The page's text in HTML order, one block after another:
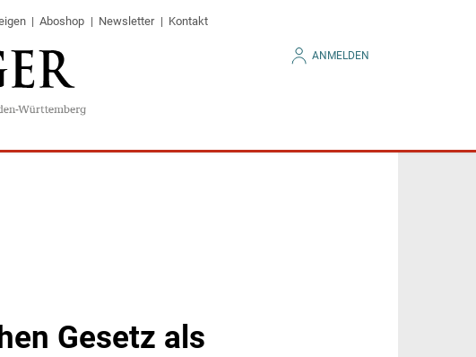
Aboshop Newsletter Kontakt
ANMELDEN
Gesetz als